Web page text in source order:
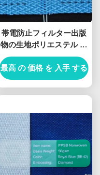
帯電防止フィルター出版
物の生地ポリエステル カ
スタム化100m/ロール
最高 の 価格 を 入手 する